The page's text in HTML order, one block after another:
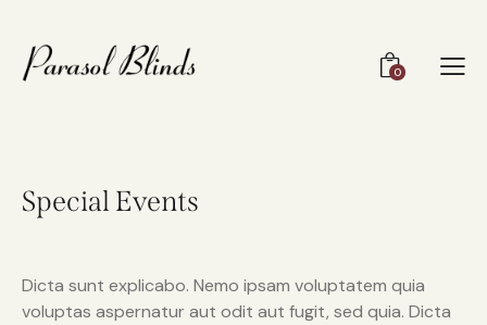
0
Special Events
Dicta sunt explicabo. Nemo ipsam voluptatem quia
voluptas aspernatur aut odit aut fugit, sed quia. Dicta